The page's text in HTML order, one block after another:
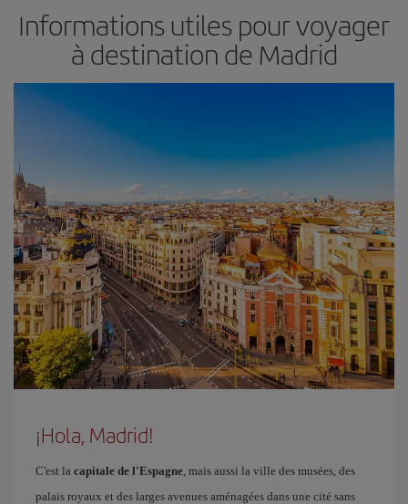
Informations utiles pour voyager
à destination de Madrid
¡Hola, Madrid!
C'est la capitale de l'Espagne, mais aussi la ville des musées, des
palais royaux et des larges avenues aménagées dans une cité sans